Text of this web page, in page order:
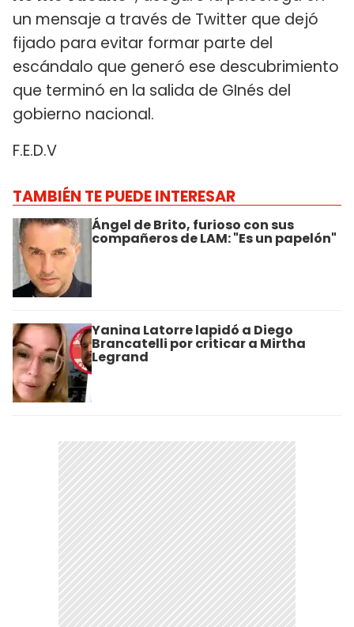
un mensaje a través de Twitter que dejó
fijado para evitar formar parte del
escándalo que generó ese descubrimiento
que terminó en la salida de GInés del
gobierno nacional.
F.E.D.V
TAMBIÉN TE PUEDE INTERESAR
Ángel de Brito, furioso con sus
compañeros de LAM: "Es un papelón"
Yanina Latorre lapidó a Diego
Brancatelli por criticar a Mirtha
Legrand